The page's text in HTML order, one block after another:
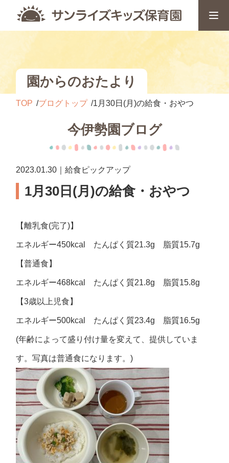
園からのおたより
TOP ブログトップ 1月30日(月)の給食・おやつ
今伊勢園ブログ
2023.01.30｜給食ピックアップ
1月30日(月)の給食・おやつ
【離乳食(完了)】
エネルギー450kcal たんぱく質21.3g 脂質15.7g
【普通食】
エネルギー468kcal たんぱく質21.8g 脂質15.8g
【3歳以上児食】
エネルギー500kcal たんぱく質23.4g 脂質16.5g
(年齢によって盛り付け量を変えて、提供していま
す。写真は普通食になります。)